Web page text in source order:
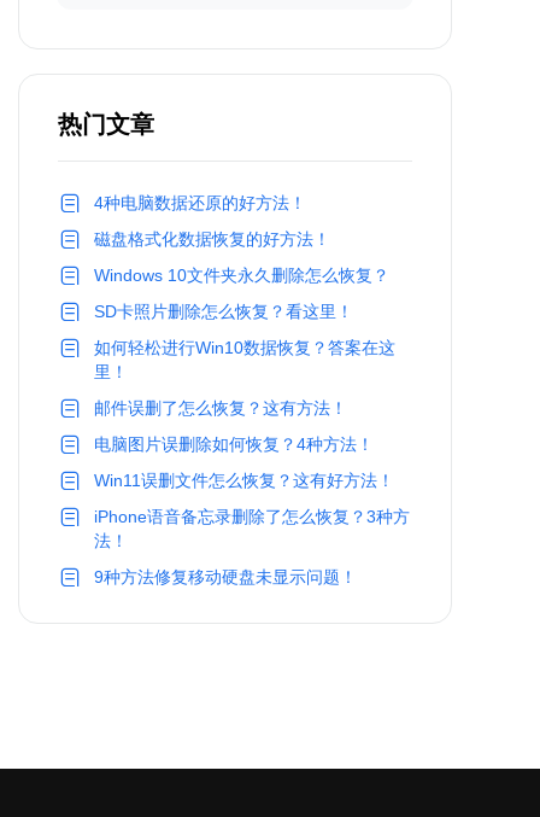
热门文章
4种电脑数据还原的好方法！
磁盘格式化数据恢复的好方法！
Windows 10文件夹永久删除怎么恢复？
SD卡照片删除怎么恢复？看这里！
如何轻松进行Win10数据恢复？答案在这
里！
邮件误删了怎么恢复？这有方法！
电脑图片误删除如何恢复？4种方法！
Win11误删文件怎么恢复？这有好方法！
iPhone语音备忘录删除了怎么恢复？3种方
法！
9种方法修复移动硬盘未显示问题！